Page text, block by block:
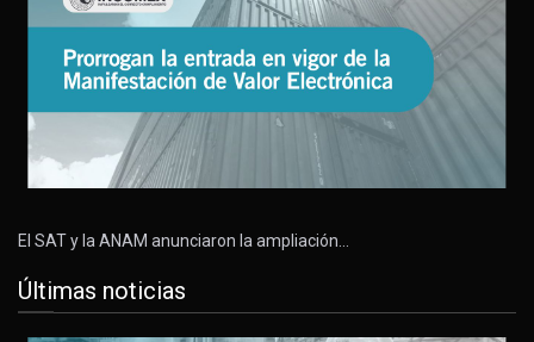
El SAT y la ANAM anunciaron la ampliación…
Últimas noticias